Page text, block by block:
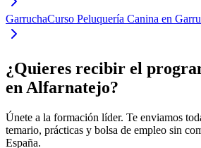
GarruchaCurso Peluquería Canina en
¿Quieres recibir el
en Alfarnatejo?
Únete a la formación líder. Te enviamos
temario, prácticas y bolsa de empleo sin
España.